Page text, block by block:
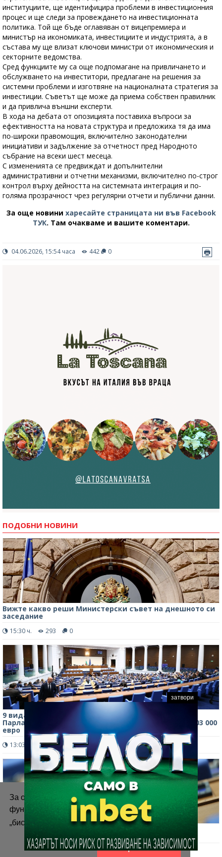
За осигуряване на правилното
функциониране на уебсайта ние използваме
„бисквитки“.
Повече информация
Приемам
институциите, ще идентифицира проблеми в инвестиционния
процес и ще следи за провеждането на инвестиционната
политика. Той ще бъде оглавяван от вицепремиера и
министър на икономиката, инвестициите и индустрията, а в
състава му ще влизат ключови министри от икономическия и
секторните ведомства.
Сред функциите му са още подпомагане на привличането и
обслужването на инвеститори, предлагане на решения за
системни проблеми и изготвяне на националната стратегия за
инвестиции. Съветът ще може да приема собствен правилник
и да привлича външни експерти.
В хода на дебата от опозицията поставиха въпроси за
ефективността на новата структура и предложиха тя да има
по-широки правомощия, включително законодателни
инициативи и задължение за отчетност пред Народното
събрание на всеки шест месеца.
С измененията се предвиждат и допълнителни
административни и отчетни механизми, включително по-строг
контрол върху дейността на системната интеграция и по-
голяма прозрачност чрез регулярни отчети и публични данни.
За още новини харесайте страницата ни във Facebook
ТУК. Там очакваме и вашите коментари.
04.06.2026, 15:54 часа 442 0
ПОДОБНИ НОВИНИ
Вижте какво реши Министерски съвет на днешното си
заседание
15:30 ч. 293 0
9 вида кафе, 4 вида чай и ядки за депутатите:
Парламентът обяви обществена поръчка за над 103 000
евро
13:03 ч. 306 0
Депутатите решиха колко дни ще е лятната им
ваканция, ето кога ще почиват
12:36 ч. 448 0
затвори